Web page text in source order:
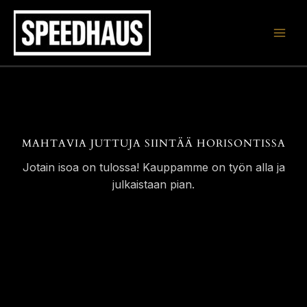
Siirry
sisältöön
MAHTAVIA JUTTUJA SIINTÄÄ HORISONTISSA
Jotain isoa on tulossa! Kauppamme on työn alla ja
julkaistaan pian.